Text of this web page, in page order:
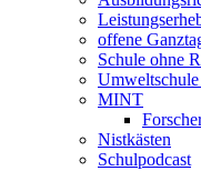
offene
Schule ohne
MINT
Nistkästen
Schulpodcast